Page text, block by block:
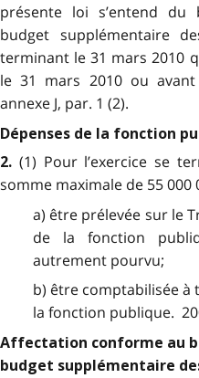
présente loi s’entend
budget supplémentaire
terminant le 31 mars 2010
le 31 mars 2010 ou
annexe J, par. 1 (2).
Dépenses de la fonction
2. (1) Pour l’exercice se
somme maximale de 55 000
a) être prélevée sur le
de la fonction
autrement pourvu;
b) être comptabilisée
la fonction publique.
Affectation conforme au
budget supplémentaire